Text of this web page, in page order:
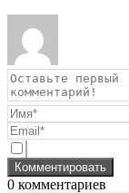
0 комментариев